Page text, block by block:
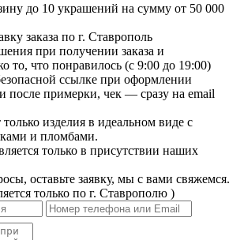
до 10 украшений на сумму от 50 000
заказа по г. Ставрополь
при получении заказа и
то, что понравилось (с 9:00 до 19:00)
ссылке при оформлении
после примерки, чек — сразу на email
изделия в идеальном виде с
и пломбами.
только в присутствии наших
оставьте заявку, мы с вами свяжемся.
только по г. Ставрополю )